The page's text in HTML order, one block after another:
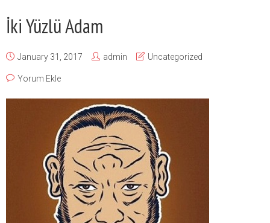
İki Yüzlü Adam
January 31, 2017 admin Uncategorized
Yorum Ekle